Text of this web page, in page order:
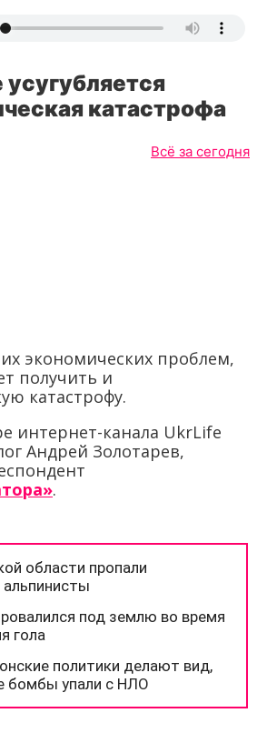
катастрофа
Всё за сегодня
экономических проблем,
получить и
катастрофу.
интернет-канала UkrLife
Андрей Золотарев,
.